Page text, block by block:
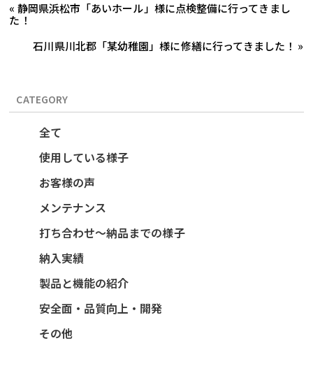
CATEGORY
全て
使用している様子
お客様の声
メンテナンス
打ち合わせ～納品までの様子
納入実績
製品と機能の紹介
安全面・品質向上・開発
その他
« 静岡県浜松市「あいホール」様に点検整備に行ってきまし
た！
石川県川北郡「某幼稚園」様に修繕に行ってきました！ »